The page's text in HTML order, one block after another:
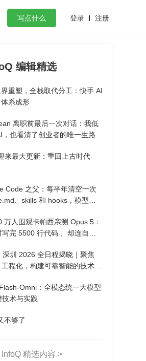
写点什么 登录 注册
flutter
编辑精选
重塑，全栈取代分工：快手 AI
系成形
离职前最后一次对话：我低
，也看清了创业者的唯一生路
来最大更新：重回上古时代
Code 之父：每半年清空一次
、skills 和 hooks，模型自
万人围观卡帕西亲测 Opus 5：
完 5500 行代码， 却连自己
深圳 2026 全日程揭晓｜聚焦
程化，构建可靠智能的技术路
Omni：全模态统一大模型
技术与实践
不够了
精选内容 >